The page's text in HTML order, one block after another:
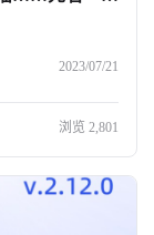
2023/07/21
浏览 2,801